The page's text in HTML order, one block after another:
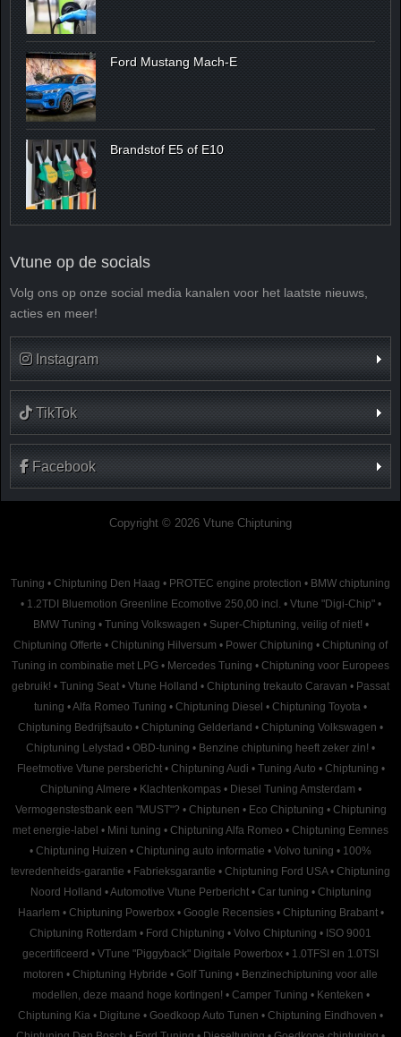
Ford Mustang Mach-E
Brandstof E5 of E10
Vtune op de socials
Volg ons op onze social media kanalen voor het laatste nieuws,
acties en meer!
Instagram
TikTok
Facebook
Copyright © 2026 Vtune Chiptuning
Tuning • Chiptuning Den Haag • PROTEC engine protection • BMW chiptuning
• 1.2TDI Bluemotion Greenline Ecomotive 250,00 incl. • Vtune "Digi-Chip" •
BMW Tuning • Tuning Volkswagen • Super-Chiptuning, veilig of niet! •
Chiptuning Offerte • Chiptuning Hilversum • Power Chiptuning • Chiptuning of
Tuning in combinatie met LPG • Mercedes Tuning • Chiptuning voor Europees
gebruik! • Tuning Seat • Vtune Holland • Chiptuning trekauto Caravan • Passat
tuning •Alfa Romeo Tuning • Chiptuning Diesel • Chiptuning Toyota •
Chiptuning Bedrijfsauto • Chiptuning Gelderland • Chiptuning Volkswagen •
Chiptuning Lelystad • OBD-tuning • Benzine chiptuning heeft zeker zin! •
Fleetmotive Vtune persbericht • Chiptuning Audi • Tuning Auto • Chiptuning •
Chiptuning Almere • Klachtenkompas • Diesel Tuning Amsterdam •
Vermogenstestbank een "MUST"? • Chiptunen • Eco Chiptuning • Chiptuning
met energie-label • Mini tuning • Chiptuning Alfa Romeo • Chiptuning Eemnes
• Chiptuning Huizen • Chiptuning auto informatie • Volvo tuning • 100%
tevredenheids-garantie • Fabrieksgarantie • Chiptuning Ford USA • Chiptuning
Noord Holland •Automotive Vtune Perbericht • Car tuning • Chiptuning
Haarlem • Chiptuning Powerbox • Google Recensies • Chiptuning Brabant •
Chiptuning Rotterdam • Ford Chiptuning • Volvo Chiptuning • ISO 9001
gecertificeerd • VTune "Piggyback" Digitale Powerbox • 1.0TFSI en 1.0TSI
motoren • Chiptuning Hybride • Golf Tuning • Benzinechiptuning voor alle
modellen, deze maand hoge kortingen! • Camper Tuning • Kenteken •
Chiptuning Kia • Digitune • Goedkoop Auto Tunen • Chiptuning Eindhoven •